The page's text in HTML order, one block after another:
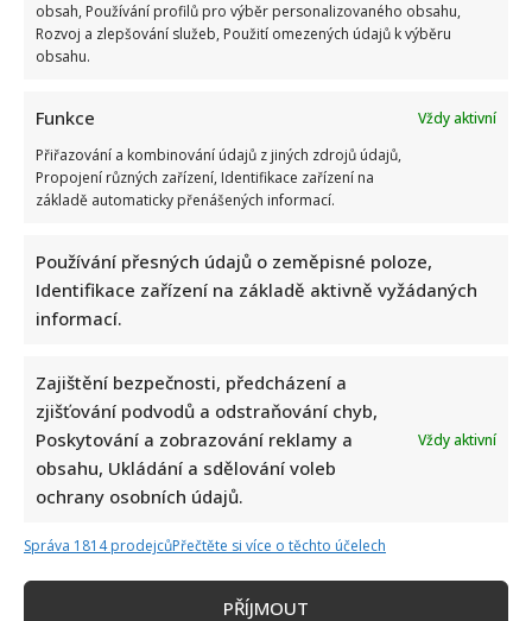
obsah, Používání profilů pro výběr personalizovaného obsahu,
Rozvoj a zlepšování služeb, Použití omezených údajů k výběru
obsahu.
Funkce
Vždy aktivní
Přiřazování a kombinování údajů z jiných zdrojů údajů,
Propojení různých zařízení, Identifikace zařízení na
základě automaticky přenášených informací.
Používání přesných údajů o zeměpisné poloze,
Identifikace zařízení na základě aktivně vyžádaných
informací.
Zajištění bezpečnosti, předcházení a
zjišťování podvodů a odstraňování chyb,
Poskytování a zobrazování reklamy a
obsahu, Ukládání a sdělování voleb
ochrany osobních údajů.
Vždy aktivní
Správa 1814 prodejcůPřečtěte si více o těchto účelech
PŘÍJMOUT
Ondřej Sokol utekl před českými vedry do Skotska. S dětmi
Retro kvíz o socialistických dobrotách: Starší ročníky si
budou pamatovat 10/10